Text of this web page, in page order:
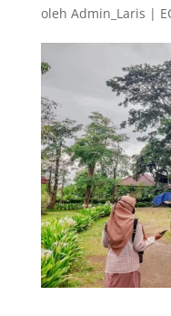
oleh Admin_Laris |